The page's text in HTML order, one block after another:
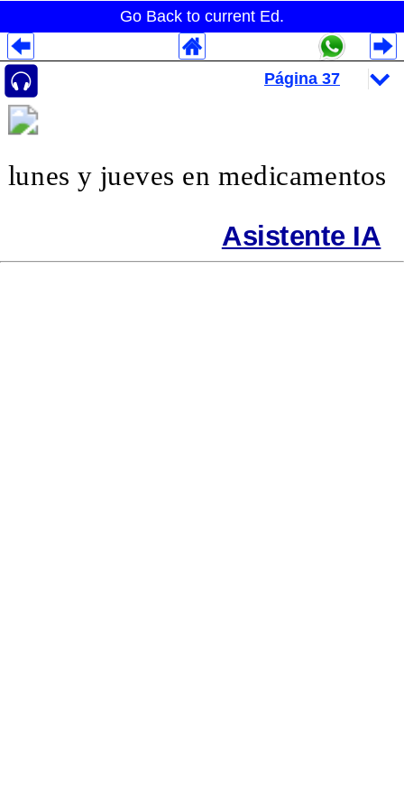
Go Back to current Ed.
lunes y jueves en medicamentos
Asistente IA
Despliegues Analytics
Despliegues Totales